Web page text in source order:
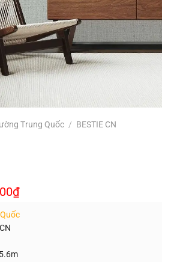
Trung Quốc / BESTIE CN
₫Giá
hiện
là: